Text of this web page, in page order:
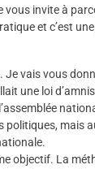
vous invite à
et c’est
vais vous
une loi
mais
objectif. La